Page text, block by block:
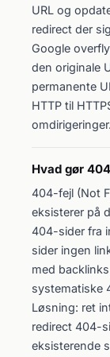
URL og
redirect der
Google
den originale
permanente
HTTP til
omdirigeringer.
Hvad gør
404-fejl (Not
eksisterer på
404-sider fra
sider ingen
med
systematiske
Løsning: ret
redirect 404-
eksisterende